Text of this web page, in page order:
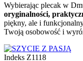
Wybierając plecak w
oryginalności,
piękny, ale i
Twoją osobowość i
Indeks Z1118